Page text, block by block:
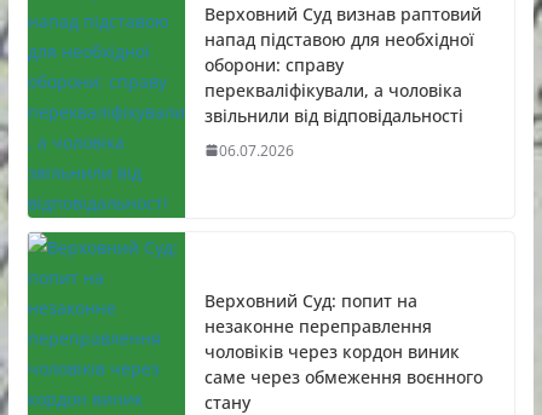
Верховний Суд визнав раптовий
напад підставою для необхідної
оборони: справу
перекваліфікували, а чоловіка
звільнили від відповідальності
06.07.2026
Верховний Суд: попит на
незаконне переправлення
чоловіків через кордон виник
саме через обмеження воєнного
стану